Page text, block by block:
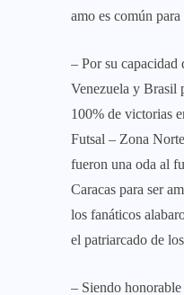
amo es común
– Por su capacidad
Venezuela y Brasil
100% de victorias
Futsal – Zona
fueron una oda al
Caracas para ser
los fanáticos
el patriarcado de
– Siendo honorable